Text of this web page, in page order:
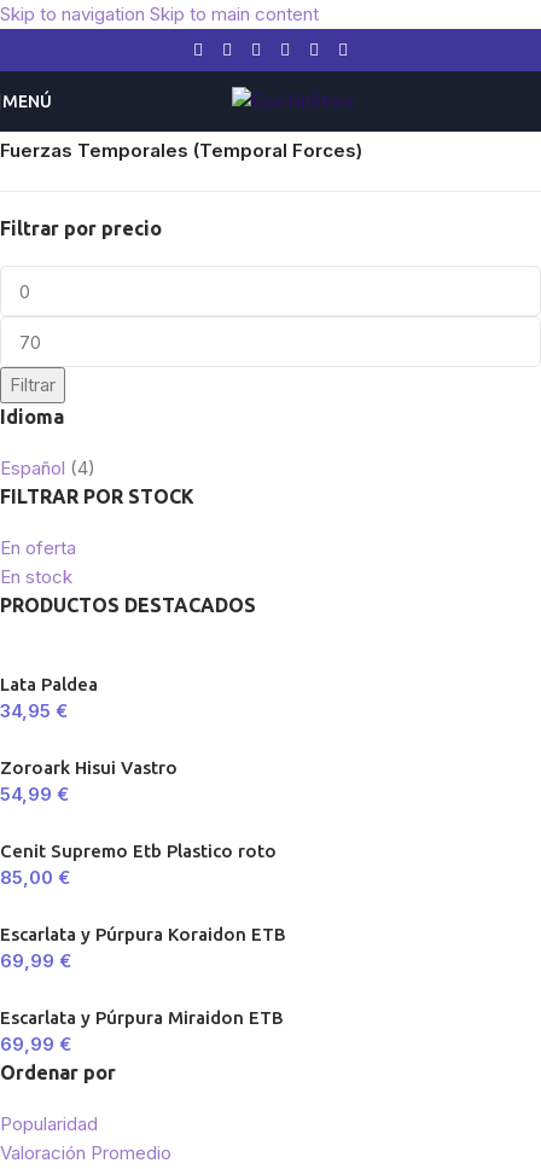
Skip to navigation Skip to main content
MENÚ
Fuerzas Temporales (Temporal Forces)
Filtrar por precio
Filtrar
Idioma
Español (4)
FILTRAR POR STOCK
En oferta
En stock
PRODUCTOS DESTACADOS
Lata Paldea
34,95 €
Zoroark Hisui Vastro
54,99 €
Cenit Supremo Etb Plastico roto
85,00 €
Escarlata y Púrpura Koraidon ETB
69,99 €
Escarlata y Púrpura Miraidon ETB
69,99 €
Ordenar por
Popularidad
Valoración Promedio